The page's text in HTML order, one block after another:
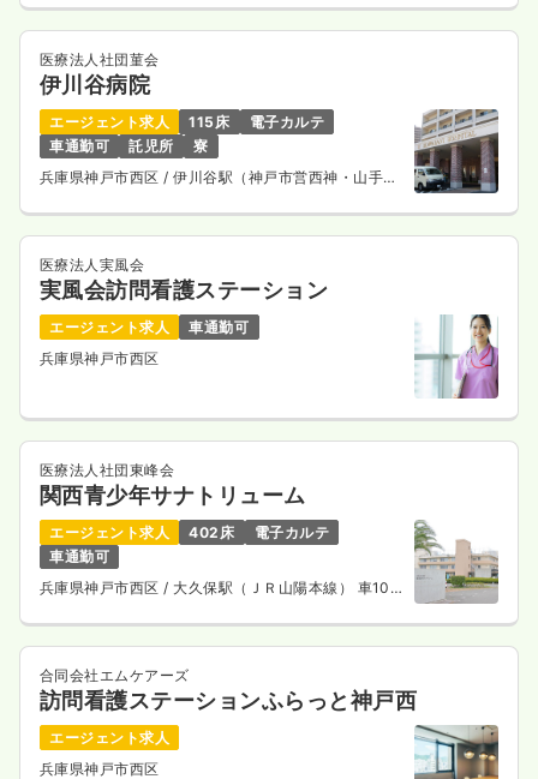
医療法人社団菫会
伊川谷病院
エージェント求人 115床
電子カルテ
車通勤可
託児所
寮
兵庫県神戸市西区/ 伊川谷駅（神戸市営西神・山手
医療法人実風会
実風会訪問看護ステーション
エージェント求人
車通勤可
兵庫県神戸市西区
医療法人社団東峰会
関西青少年サナトリューム
エージェント求人 402床
電子カルテ
車通勤可
兵庫県神戸市西区/ 大久保駅（ＪＲ山陽本線） 車10
合同会社エムケアーズ
訪問看護ステーションふらっと神戸西
エージェント求人
兵庫県神戸市西区